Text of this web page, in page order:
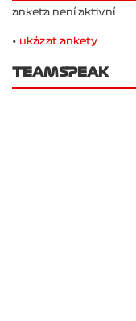
anketa není aktivní
• ukázat ankety
TEAMSPEAK